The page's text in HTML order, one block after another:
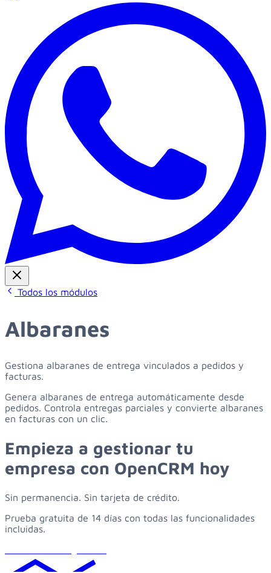
Todos los módulos
Albaranes
Gestiona albaranes de entrega vinculados a pedidos y
facturas.
Genera albaranes de entrega automáticamente desde
pedidos. Controla entregas parciales y convierte albaranes
en facturas con un clic.
Empieza a gestionar tu
empresa con OpenCRM hoy
Sin permanencia. Sin tarjeta de crédito.
Prueba gratuita de 14 días con todas las funcionalidades
incluidas.